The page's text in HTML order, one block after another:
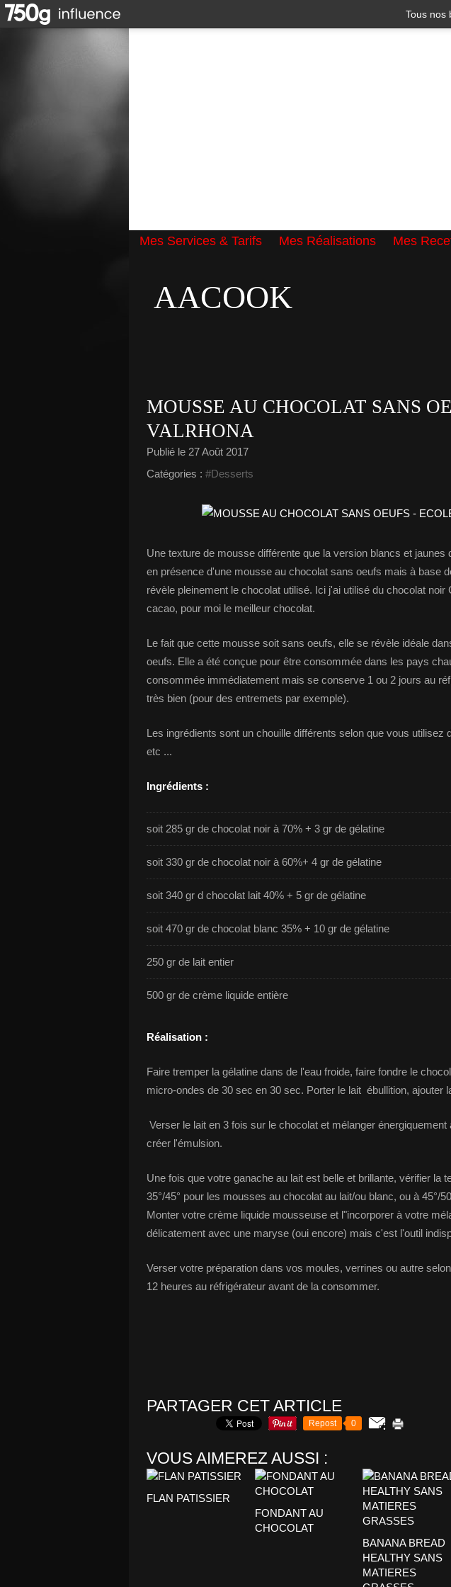
Tous nos
Mes Services & Tarifs Mes Réalisations Mes
AACOOK
MOUSSE AU CHOCOLAT SANS
VALRHONA
Publié le 27 Août 2017
Catégories : #Desserts
Une texture de mousse différente que la version blancs et
en présence d'une mousse au chocolat sans oeufs mais à base
révèle pleinement le chocolat utilisé. Ici j'ai utilisé du chocolat noir
cacao, pour moi le meilleur chocolat.
Le fait que cette mousse soit sans oeufs, elle se révèle idéale
oeufs. Elle a été conçue pour être consommée dans les pays
consommée immédiatement mais se conserve 1 ou 2 jours au
très bien (pour des entremets par exemple).
Les ingrédients sont un chouille différents selon que vous utilisez
etc ...
Ingrédients :
soit 285 gr de chocolat noir à 70% + 3 gr de gélatine
soit 330 gr de chocolat noir à 60%+ 4 gr de gélatine
soit 340 gr d chocolat lait 40% + 5 gr de gélatine
soit 470 gr de chocolat blanc 35% + 10 gr de gélatine
250 gr de lait entier
500 gr de crème liquide entière
Réalisation :
Faire tremper la gélatine dans de l'eau froide, faire fondre le
micro-ondes de 30 sec en 30 sec. Porter le lait ébullition, ajouter
Verser le lait en 3 fois sur le chocolat et mélanger
créer l'émulsion.
Une fois que votre ganache au lait est belle et brillante, vérifier la
35°/45° pour les mousses au chocolat au lait/ou blanc, ou à 45°/
Monter votre crème liquide mousseuse et l"incorporer à votre
délicatement avec une maryse (oui encore) mais c'est l'outil
Verser votre préparation dans vos moules, verrines ou autre
12 heures au réfrigérateur avant de la consommer.
PARTAGER CET ARTICLE
Repost 0
VOUS AIMEREZ AUSSI :
FLAN PATISSIER
FONDANT AU
CHOCOLAT
BANANA BREAD
HEALTHY SANS
MATIERES